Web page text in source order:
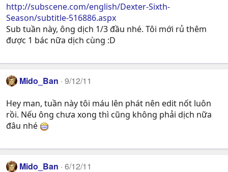
http://subscene.com/english/Dexter-Sixth-
Season/subtitle-516886.aspx
Sub tuần này, ông dịch 1/3 đầu nhé. Tôi mới rủ thêm
được 1 bác nữa dịch cùng :D
Mido_Ban 9/12/11
Hey man, tuần này tôi máu lên phát nên edit nốt luôn
rồi. Nếu ông chưa xong thì cũng không phải dịch nữa
đâu nhé
Mido_Ban 6/12/11